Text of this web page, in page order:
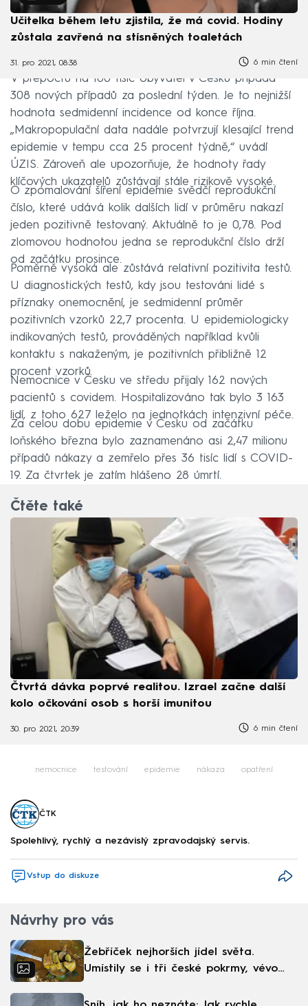
Učitelka během letu zjistila, že má covid. Hodiny
zůstala zavřená na stísněných toaletách
31. pro 2021, 08:38 6 min čtení
V přepočtu na 100 tisíc obyvatel v Česku připadá
308 nových případů za poslední týden. Je to nejnižší
hodnota sedmidenní incidence od konce října.
„Makropopulační data nadále potvrzují klesající trend
epidemie v tempu cca 25 procent týdně,“ uvádí
ÚZIS. Zároveň ale upozorňuje, že hodnoty řady
klíčových ukazatelů zůstávají stále rizikově vysoké.
O zpomalování šíření epidemie svědčí reprodukční
číslo, které udává kolik dalších lidí v průměru nakazí
jeden pozitivně testovaný. Aktuálně to je 0,78. Pod
zlomovou hodnotou jedna se reprodukční číslo drží
od začátku prosince.
Poměrně vysoká ale zůstává relativní pozitivita testů.
U diagnostických testů, kdy jsou testováni lidé s
příznaky onemocnění, je sedmidenní průměr
pozitivních vzorků 22,7 procenta. U epidemiologicky
indikovaných testů, prováděných například kvůli
kontaktu s nakaženým, je pozitivních přibližně 12
procent vzorků.
Nemocnice v Česku ve středu přijaly 162 nových
pacientů s covidem. Hospitalizováno tak bylo 3 163
lidí, z toho 627 leželo na jednotkách intenzivní péče.
Za celou dobu epidemie v Česku od začátku
loňského března bylo zaznamenáno asi 2,47 milionu
případů nákazy a zemřelo přes 36 tisíc lidí s COVID-
19. Za čtvrtek je zatím hlášeno 28 úmrtí.
Čtěte také
Čtvrtá dávka poprvé realitou. Izrael začne další
kolo očkování osob s horší imunitou
30. pro 2021, 20:39 6 min čtení
nemocnice testování epidemie nákaza opatření
ČTK
Spolehlivý, rychlý a nezávislý zpravodajský servis.
Vstup do diskuze
Návrhy pro vás
Žebříček nejhorších jídel světa.
Umístily se i tři české pokrmy, vévodí